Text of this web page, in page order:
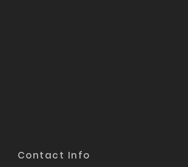
Contact Info